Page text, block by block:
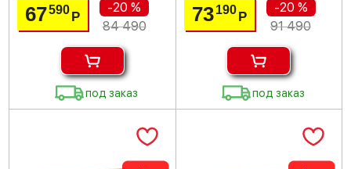
67590Р
-20 %
84 490
под заказ
73 190 Р
-20 %
91 490
под заказ